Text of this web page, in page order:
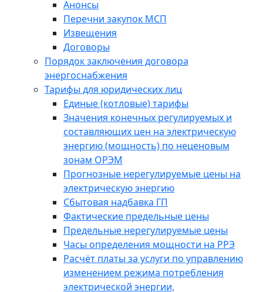
Анонсы
Перечни закупок МСП
Извещения
Договоры
Порядок заключения договора
энергоснабжения
Тарифы для юридических лиц
Единые (котловые) тарифы
Значения конечных регулируемых и
составляющих цен на электрическую
энергию (мощность) по неценовым
зонам ОРЭМ
Прогнозные нерегулируемые цены на
электрическую энергию
Сбытовая надбавка ГП
Фактические предельные цены
Предельные нерегулируемые цены
Часы определения мощности на РРЭ
Расчёт платы за услуги по управлению
изменением режима потребления
электрической энергии,